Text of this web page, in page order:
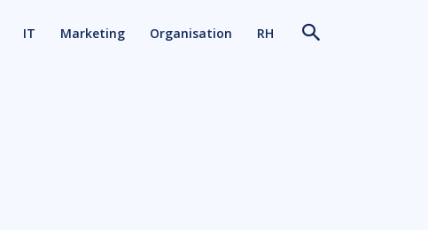
IT Marketing Organisation RH